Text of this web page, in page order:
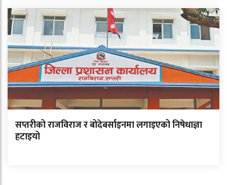
सप्तरीको राजविराज र बोदेबर्साइनमा लगाइएको निषेधाज्ञा
हटाइयो